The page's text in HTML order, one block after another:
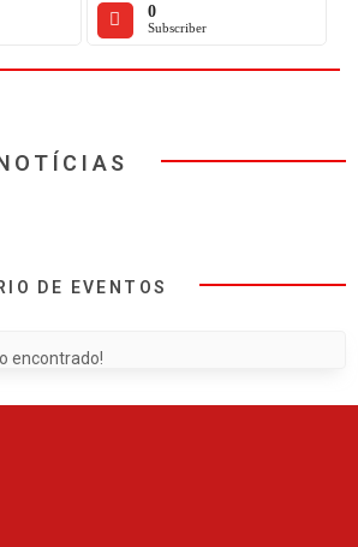
0
Subscriber
DE EVENTOS
encontrado!